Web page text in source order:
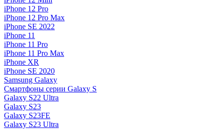
iPhone 12 Pro
iPhone 12 Pro Max
iPhone SE 2022
iPhone 11
iPhone 11 Pro
iPhone 11 Pro Max
iPhone XR
iPhone SE 2020
Samsung Galaxy
Смартфоны серии Galaxy S
Galaxy S22 Ultra
Galaxy S23
Galaxy S23FE
Galaxy S23 Ultra